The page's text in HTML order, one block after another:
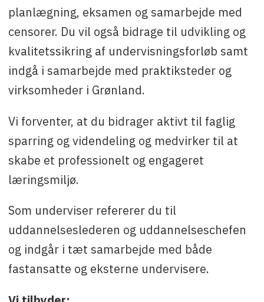
planlægning, eksamen og samarbejde med
censorer. Du vil også bidrage til udvikling og
kvalitetssikring af undervisningsforløb samt
indgå i samarbejde med praktiksteder og
virksomheder i Grønland.
Vi forventer, at du bidrager aktivt til faglig
sparring og videndeling og medvirker til at
skabe et professionelt og engageret
læringsmiljø.
Som underviser refererer du til
uddannelseslederen og uddannelseschefen
og indgår i tæt samarbejde med både
fastansatte og eksterne undervisere.